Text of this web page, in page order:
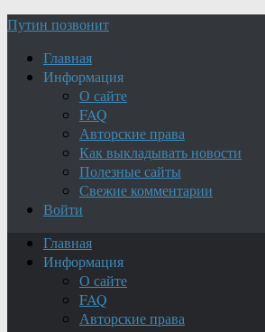
Путин позвонит
Главная
Информация
О сайте
FAQ
Авторские права
Как выкладывать новости
Полезные сайты
Свежие комментарии
Войти
Главная
Информация
О сайте
FAQ
Авторские права